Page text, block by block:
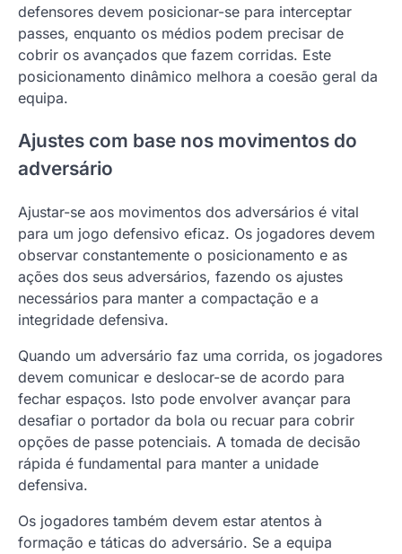
defensores devem posicionar-se para interceptar
passes, enquanto os médios podem precisar de
cobrir os avançados que fazem corridas. Este
posicionamento dinâmico melhora a coesão geral da
equipa.
Ajustes com base nos movimentos do
adversário
Ajustar-se aos movimentos dos adversários é vital
para um jogo defensivo eficaz. Os jogadores devem
observar constantemente o posicionamento e as
ações dos seus adversários, fazendo os ajustes
necessários para manter a compactação e a
integridade defensiva.
Quando um adversário faz uma corrida, os jogadores
devem comunicar e deslocar-se de acordo para
fechar espaços. Isto pode envolver avançar para
desafiar o portador da bola ou recuar para cobrir
opções de passe potenciais. A tomada de decisão
rápida é fundamental para manter a unidade
defensiva.
Os jogadores também devem estar atentos à
formação e táticas do adversário. Se a equipa